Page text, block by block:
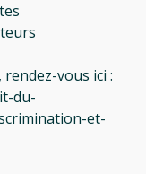
vous ici :
du-
et-